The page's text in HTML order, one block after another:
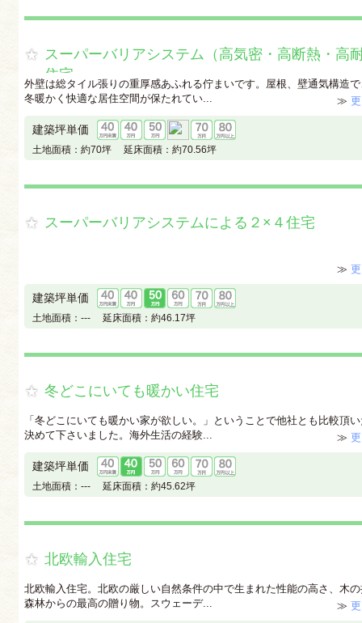
スーパーバリアシステム（高気密・高断熱・高
住宅
外壁は総タイル張りの重厚感あふれる佇まいです。屋根、壁通気構造
冬暖かく快適な居住空間が保たれてい...
≫
建築坪単価
土地面積： 約70坪 延床面積： 約70.56坪
スーパーバリアシステムによる２×４住宅
≫
建築坪単価
土地面積： --- 延床面積： 約46.17坪
冬どこにいても暖かい住宅
「冬どこにいても暖かい家が欲しい。」ということで他社とも比較頂
決めて下さいました。海外生活の経験...
≫
建築坪単価
土地面積： --- 延床面積： 約45.62坪
北欧輸入住宅
北欧輸入住宅。北欧の厳しい自然条件の中で生まれた性能の高さ、木
森林からの最高の贈り物。スウェーデ...
≫